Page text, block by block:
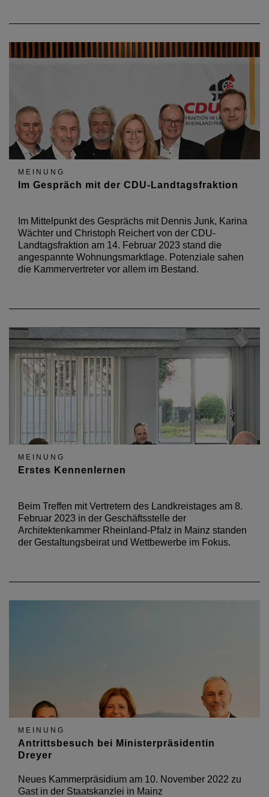
MEINUNG
Im Gespräch mit der CDU-Landtagsfraktion
Im Mittelpunkt des Gesprächs mit Dennis Junk, Karina
Wächter und Christoph Reichert von der CDU-
Landtagsfraktion am 14. Februar 2023 stand die
angespannte Wohnungsmarktlage. Potenziale sahen
die Kammervertreter vor allem im Bestand.
MEINUNG
Erstes Kennenlernen
Beim Treffen mit Vertretern des Landkreistages am 8.
Februar 2023 in der Geschäftsstelle der
Architektenkammer Rheinland-Pfalz in Mainz standen
der Gestaltungsbeirat und Wettbewerbe im Fokus.
MEINUNG
Antrittsbesuch bei Ministerpräsidentin
Dreyer
Neues Kammerpräsidium am 10. November 2022 zu
Gast in der Staatskanzlei in Mainz